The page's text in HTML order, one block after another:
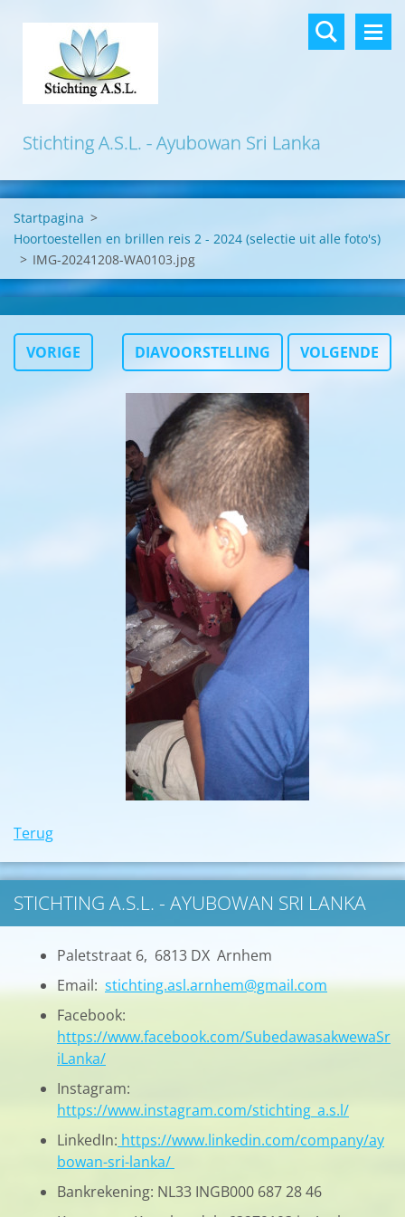
Stichting A.S.L. - Ayubowan Sri Lanka
Startpagina >
Hoortoestellen en brillen reis 2 - 2024 (selectie uit alle foto's)
> IMG-20241208-WA0103.jpg
VORIGE DIAVOORSTELLING VOLGENDE
Terug
STICHTING A.S.L. - AYUBOWAN SRI LANKA
Paletstraat 6, 6813 DX Arnhem
Email: stichting.asl.arnhem@gmail.com
Facebook:
https://www.facebook.com/SubedawasakwewaSr
iLanka/
Instagram:
https://www.instagram.com/stichting_a.s.l/
LinkedIn: https://www.linkedin.com/company/ay
bowan-sri-lanka/
Bankrekening: NL33 INGB000 687 28 46